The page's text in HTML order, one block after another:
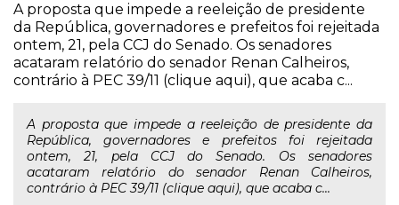
A proposta que impede a reeleição de presidente
da República, governadores e prefeitos foi rejeitada
ontem, 21, pela CCJ do Senado. Os senadores
acataram relatório do senador Renan Calheiros,
contrário à PEC 39/11 (clique aqui), que acaba c...
A proposta que impede a reeleição de presidente da
República, governadores e prefeitos foi rejeitada
ontem, 21, pela CCJ do Senado. Os senadores
acataram relatório do senador Renan Calheiros,
contrário à PEC 39/11 (clique aqui), que acaba c...